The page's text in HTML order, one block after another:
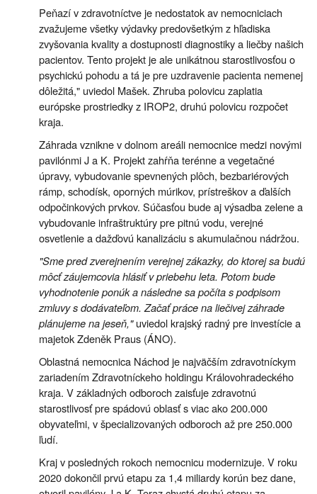
Peňazí v zdravotníctve je nedostatok av nemocniciach
zvažujeme všetky výdavky predovšetkým z hľadiska
zvyšovania kvality a dostupnosti diagnostiky a liečby našich
pacientov. Tento projekt je ale unikátnou starostlivosťou o
psychickú pohodu a tá je pre uzdravenie pacienta nemenej
dôležitá," uviedol Mašek. Zhruba polovicu zaplatia
európske prostriedky z IROP2, druhú polovicu rozpočet
kraja.
Záhrada vznikne v dolnom areáli nemocnice medzi novými
pavilónmi J a K. Projekt zahŕňa terénne a vegetačné
úpravy, vybudovanie spevnených plôch, bezbariérových
rámp, schodísk, oporných múrikov, prístreškov a ďalších
odpočinkových prvkov. Súčasťou bude aj výsadba zelene a
vybudovanie infraštruktúry pre pitnú vodu, verejné
osvetlenie a dažďovú kanalizáciu s akumulačnou nádržou.
"Sme pred zverejnením verejnej zákazky, do ktorej sa budú
môcť záujemcovia hlásiť v priebehu leta. Potom bude
vyhodnotenie ponúk a následne sa počíta s podpisom
zmluvy s dodávateľom. Začať práce na liečivej záhrade
plánujeme na jeseň,"uviedol krajský radný pre investície a
majetok Zdeněk Praus (ÁNO).
Oblastná nemocnica Náchod je najväčším zdravotníckym
zariadením Zdravotníckeho holdingu Královohradeckého
kraja. V základných odboroch zaisťuje zdravotnú
starostlivosť pre spádovú oblasť s viac ako 200.000
obyvateľmi, v špecializovaných odboroch až pre 250.000
ľudí.
Kraj v posledných rokoch nemocnicu modernizuje. V roku
2020 dokončil prvú etapu za 1,4 miliardy korún bez dane,